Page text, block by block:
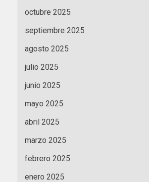
octubre 2025
septiembre 2025
agosto 2025
julio 2025
junio 2025
mayo 2025
abril 2025
marzo 2025
febrero 2025
enero 2025